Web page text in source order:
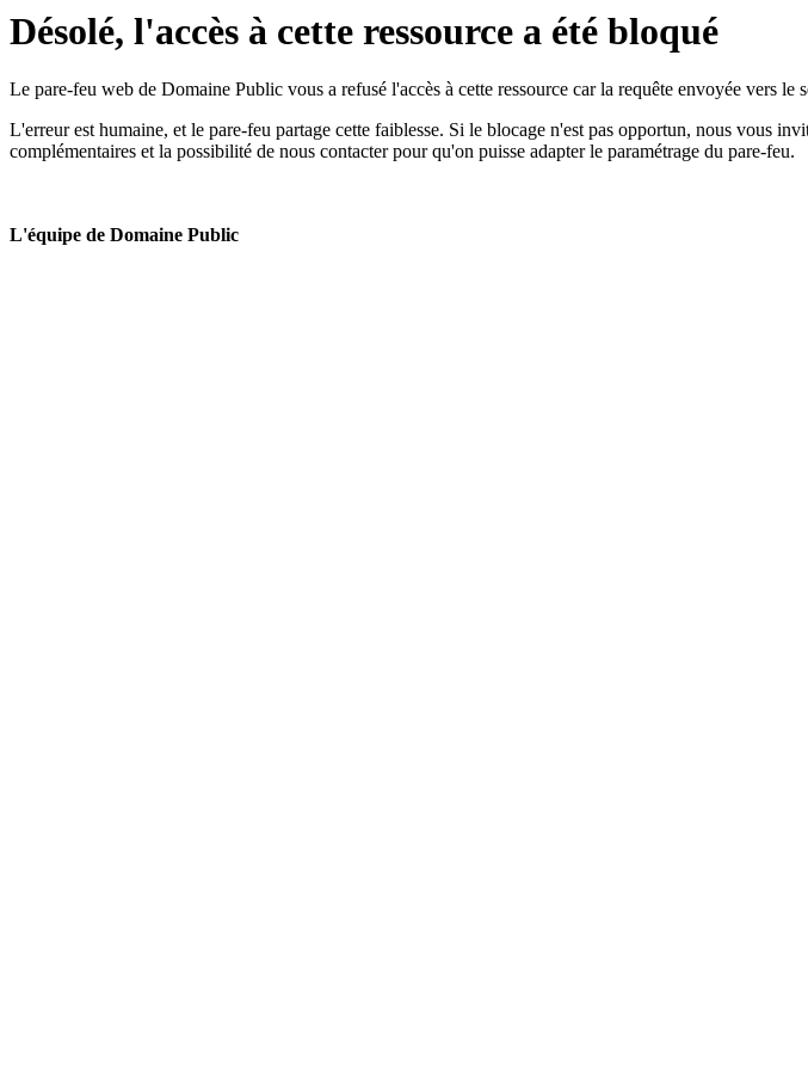
Désolé, l'accès à cette ressource a été bloqué
Le pare-feu web de Domaine Public vous a refusé l'accès à cette ressource car la requête envoyée vers le
L'erreur est humaine, et le pare-feu partage cette faiblesse. Si le blocage n'est pas opportun, nous vous
complémentaires et la possibilité de nous contacter pour qu'on puisse adapter le paramétrage du pare-feu.
L'équipe de Domaine Public